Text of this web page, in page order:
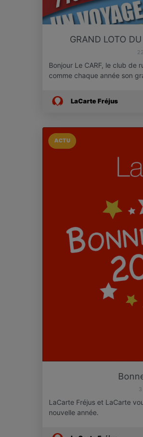
GRAND LOTO
Bonjour Le CARF, le club de
comme chaque année son
LaCarte Fréjus
ACTU
LaCarte Fréjus et LaCarte
nouvelle année.